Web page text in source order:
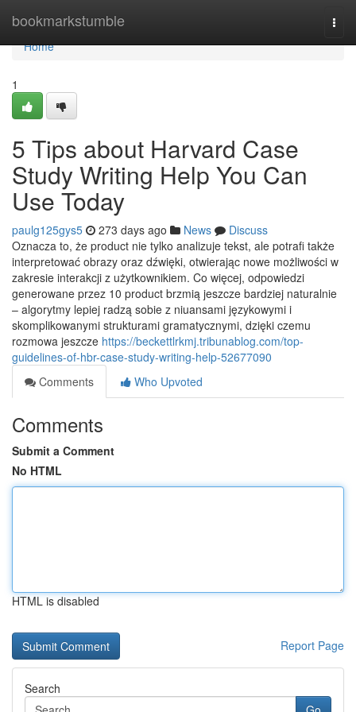
bookmarkstumble
Home
Home
1
5 Tips about Harvard Case
Study Writing Help You Can
Use Today
paulg125gys5 273 days ago News
Discuss
Oznacza to, że product nie tylko analizuje tekst, ale potrafi także
interpretować obrazy oraz dźwięki, otwierając nowe możliwości w
zakresie interakcji z użytkownikiem. Co więcej, odpowiedzi
generowane przez 10 product brzmią jeszcze bardziej naturalnie
– algorytmy lepiej radzą sobie z niuansami językowymi i
skomplikowanymi strukturami gramatycznymi, dzięki czemu
rozmowa jeszcze https://beckettlrkmj.tribunablog.com/top-
guidelines-of-hbr-case-study-writing-help-52677090
Comments
Who Upvoted
Comments
Submit a Comment
No HTML
HTML is disabled
Report Page
Search